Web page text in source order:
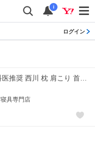
i
ログイン
具専門店